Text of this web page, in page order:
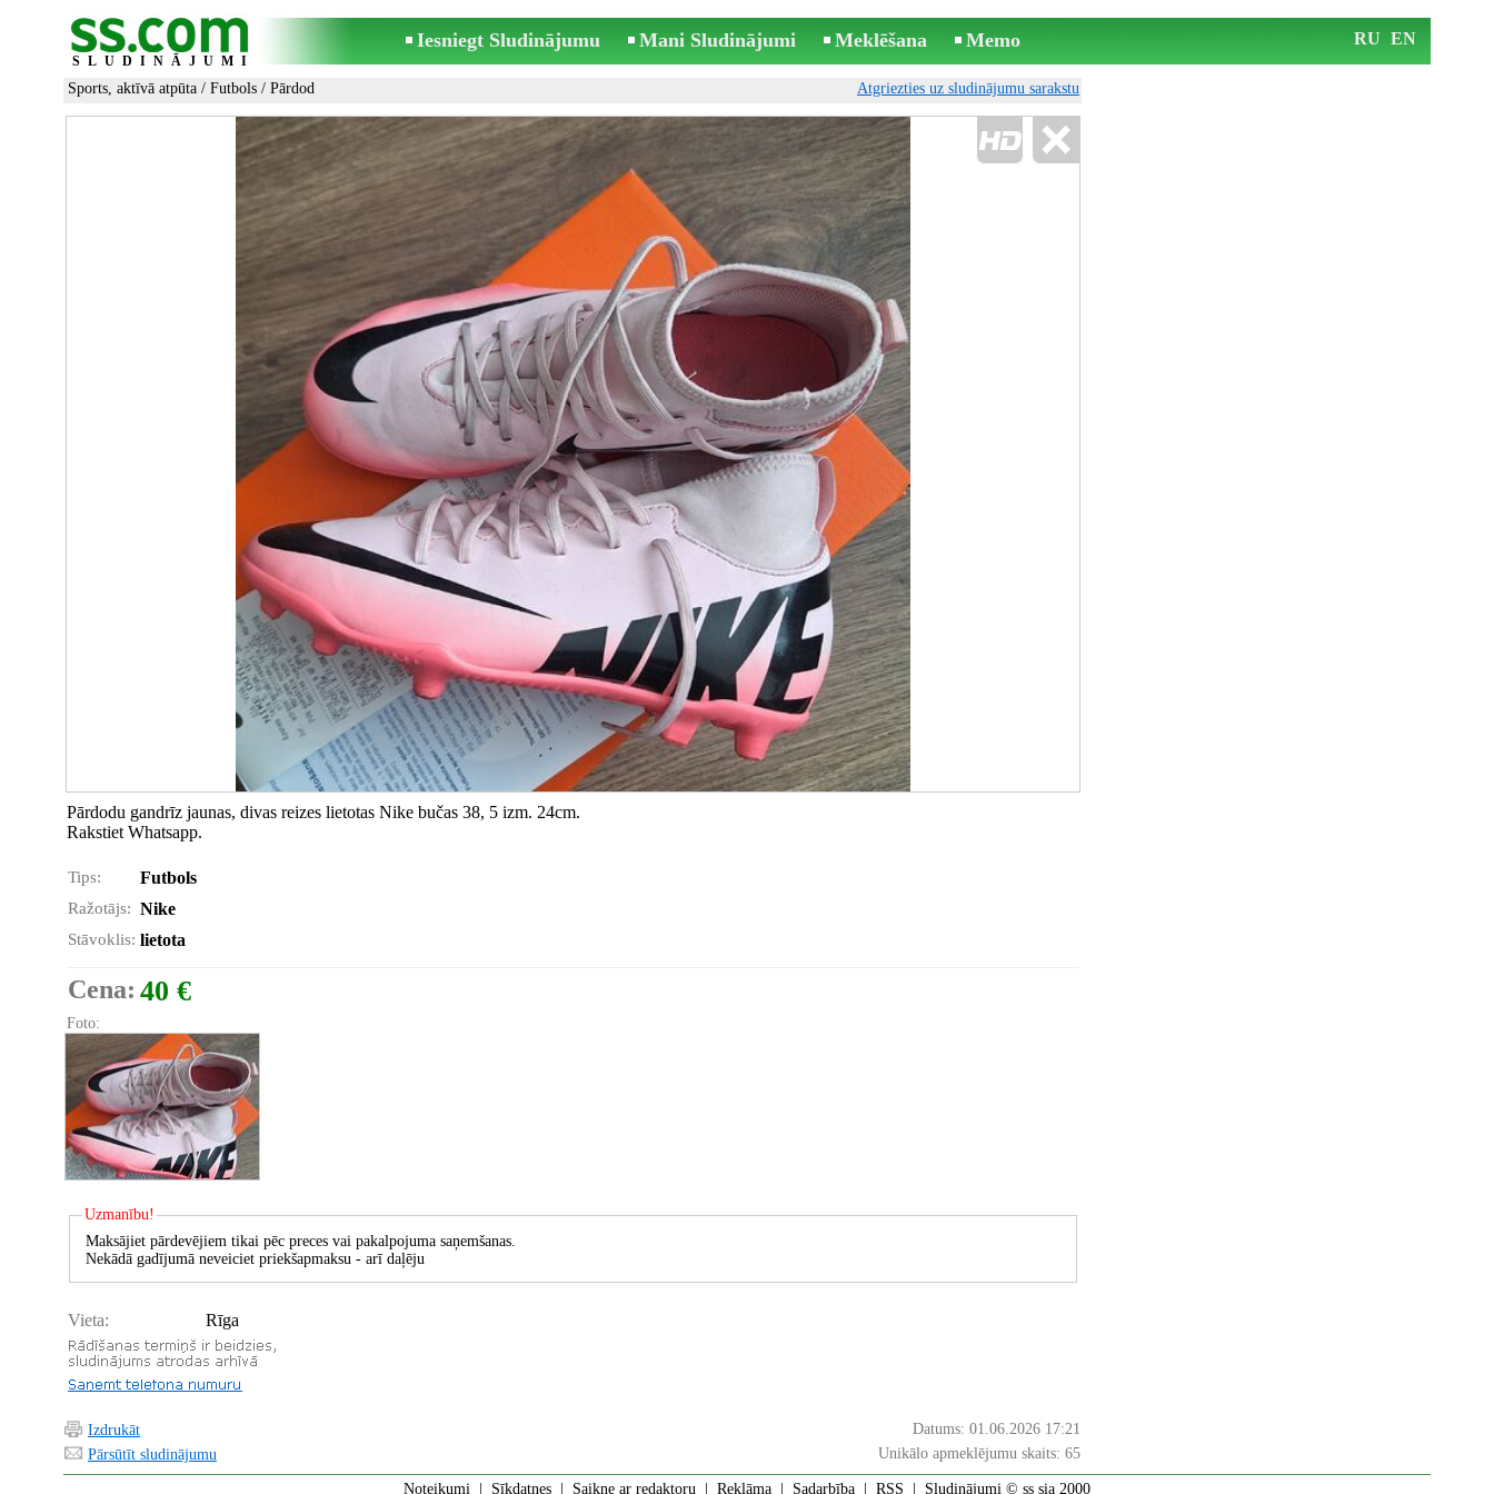
SLUDINĀJUMI
Iesniegt Sludinājumu Mani Sludinājumi Meklēšana Memo RU EN
Sports, aktīvā atpūta / Futbols / Pārdod Atgriezties uz sludinājumu sarakstu
Pārdodu gandrīz jaunas, divas reizes lietotas Nike bučas 38, 5 izm. 24cm.
Rakstiet Whatsapp.
Tips: Futbols
Ražotājs: Nike
Stāvoklis: lietota
Cena: 40 €
Foto:
Uzmanību!
Maksājiet pārdevējiem tikai pēc preces vai pakalpojuma saņemšanas.
Nekādā gadījumā neveiciet priekšapmaksu - arī daļēju
Vieta: Rīga
Izdrukāt
Datums: 01.06.2026 17:21
Pārsūtīt sludinājumu
Unikālo apmeklējumu skaits: 65
Noteikumi Sīkdatnes Saikne ar redaktoru Reklāma Sadarbība RSS | Sludinājumi © ss sia 2000